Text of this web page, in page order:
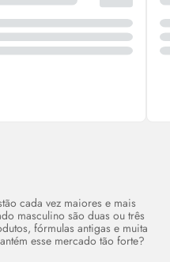
cada vez maiores e mais
masculino são duas ou três
fórmulas antigas e muita
esse mercado tão forte?